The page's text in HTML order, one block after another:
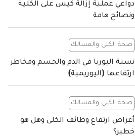
دواعي عملية إزالة كيس على الكلية
ونصائح هامة
صحة الكلى والمسالك
نسبة اليوريا في الدم والجسم ومخاطر
ارتفاعها (اليوريمية)
صحة الكلى والمسالك
أعراض ارتفاع وظائف الكلى وهل هو
خطير؟